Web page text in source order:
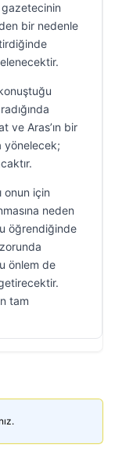
gazetecinin
bir nedenle
ve Aras’ın bir
yönelecek;
onun için
neden
öğrendiğinde
önlem de
tam